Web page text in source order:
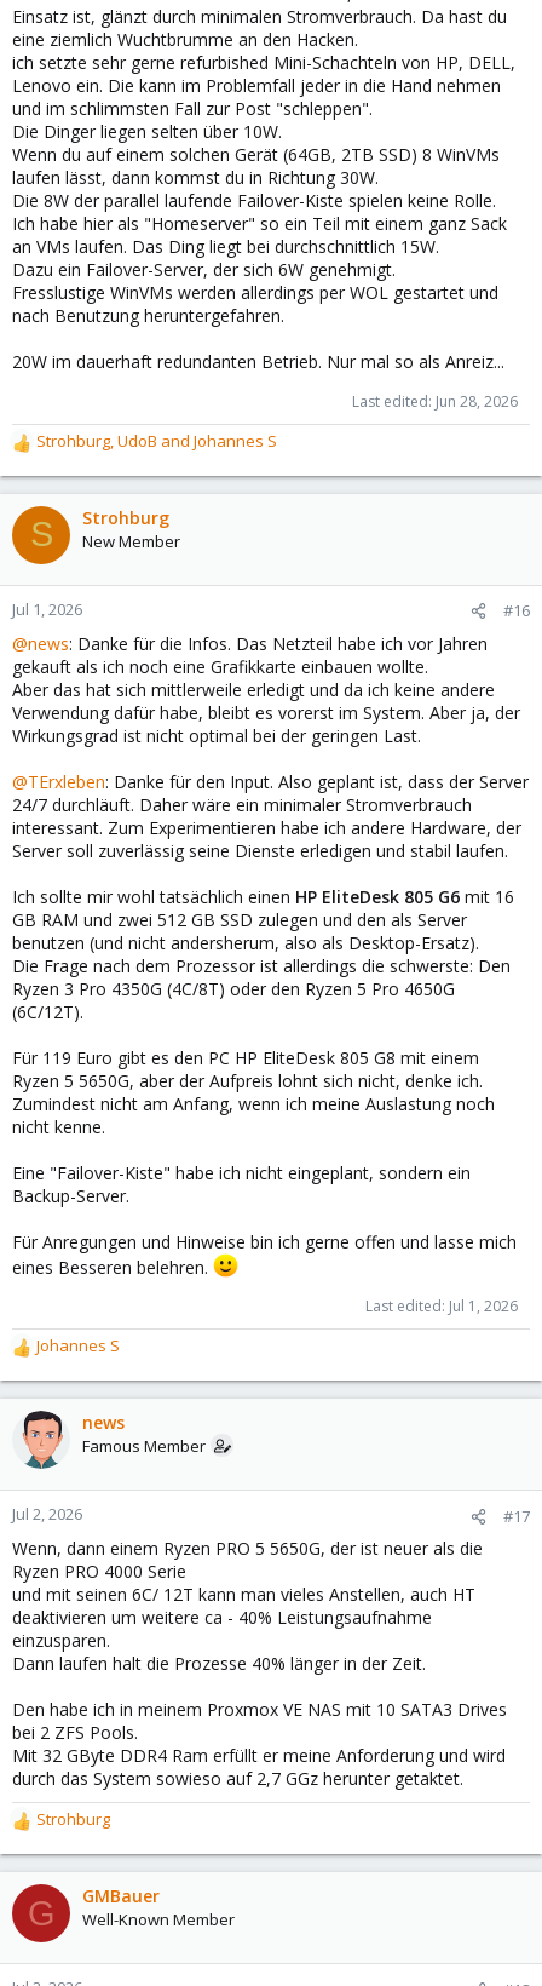
Einsatz ist, glänzt durch minimalen Stromverbrauch. Da hast du
eine ziemlich Wuchtbrumme an den Hacken.
ich setzte sehr gerne refurbished Mini-Schachteln von HP, DELL,
Lenovo ein. Die kann im Problemfall jeder in die Hand nehmen
und im schlimmsten Fall zur Post "schleppen".
Die Dinger liegen selten über 10W.
Wenn du auf einem solchen Gerät (64GB, 2TB SSD) 8 WinVMs
laufen lässt, dann kommst du in Richtung 30W.
Die 8W der parallel laufende Failover-Kiste spielen keine Rolle.
Ich habe hier als "Homeserver" so ein Teil mit einem ganz Sack
an VMs laufen. Das Ding liegt bei durchschnittlich 15W.
Dazu ein Failover-Server, der sich 6W genehmigt.
Fresslustige WinVMs werden allerdings per WOL gestartet und
nach Benutzung heruntergefahren.
20W im dauerhaft redundanten Betrieb. Nur mal so als Anreiz...
Last edited: Jun 28, 2026
R
e
a
c
t
o
n
s
:
Strohburg UdoB and Johannes S
S Strohburg
New Member
Jul 1, 2026 #16
@news: Danke für die Infos. Das Netzteil habe ich vor Jahren
gekauft als ich noch eine Grafikkarte einbauen wollte.
Aber das hat sich mittlerweile erledigt und da ich keine andere
Verwendung dafür habe, bleibt es vorerst im System. Aber ja, der
Wirkungsgrad ist nicht optimal bei der geringen Last.
@TErxleben: Danke für den Input. Also geplant ist, dass der Server
24/7 durchläuft. Daher wäre ein minimaler Stromverbrauch
interessant. Zum Experimentieren habe ich andere Hardware, der
Server soll zuverlässig seine Dienste erledigen und stabil laufen.
Ich sollte mir wohl tatsächlich einen HP EliteDesk 805 G6 mit 16
GB RAM und zwei 512 GB SSD zulegen und den als Server
benutzen (und nicht andersherum, also als Desktop-Ersatz).
Die Frage nach dem Prozessor ist allerdings die schwerste: Den
Ryzen 3 Pro 4350G (4C/8T) oder den Ryzen 5 Pro 4650G
(6C/12T).
Für 119 Euro gibt es den PC HP EliteDesk 805 G8 mit einem
Ryzen 5 5650G, aber der Aufpreis lohnt sich nicht, denke ich.
Zumindest nicht am Anfang, wenn ich meine Auslastung noch
nicht kenne.
Eine "Failover-Kiste" habe ich nicht eingeplant, sondern ein
Backup-Server.
Für Anregungen und Hinweise bin ich gerne offen und lasse mich
eines Besseren belehren.
Last edited: Jul 1, 2026
R
e
a
o
n
s
:
Johannes S
news
Famous Member
Jul 2, 2026 #17
Wenn, dann einem Ryzen PRO 5 5650G, der ist neuer als die
Ryzen PRO 4000 Serie
und mit seinen 6C/ 12T kann man vieles Anstellen, auch HT
deaktivieren um weitere ca - 40% Leistungsaufnahme
einzusparen.
Dann laufen halt die Prozesse 40% länger in der Zeit.
Den habe ich in meinem Proxmox VE NAS mit 10 SATA3 Drives
bei 2 ZFS Pools.
Mit 32 GByte DDR4 Ram erfüllt er meine Anforderung und wird
durch das System sowieso auf 2,7 GGz herunter getaktet.
R
e
a
c
t
o
n
Strohburg
G GMBauer
Well-Known Member